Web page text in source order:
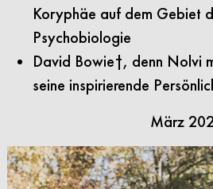
Koryphäe auf dem Gebiet
Psychobiologie
David Bowie†, denn Nolvi
seine inspirierende
März